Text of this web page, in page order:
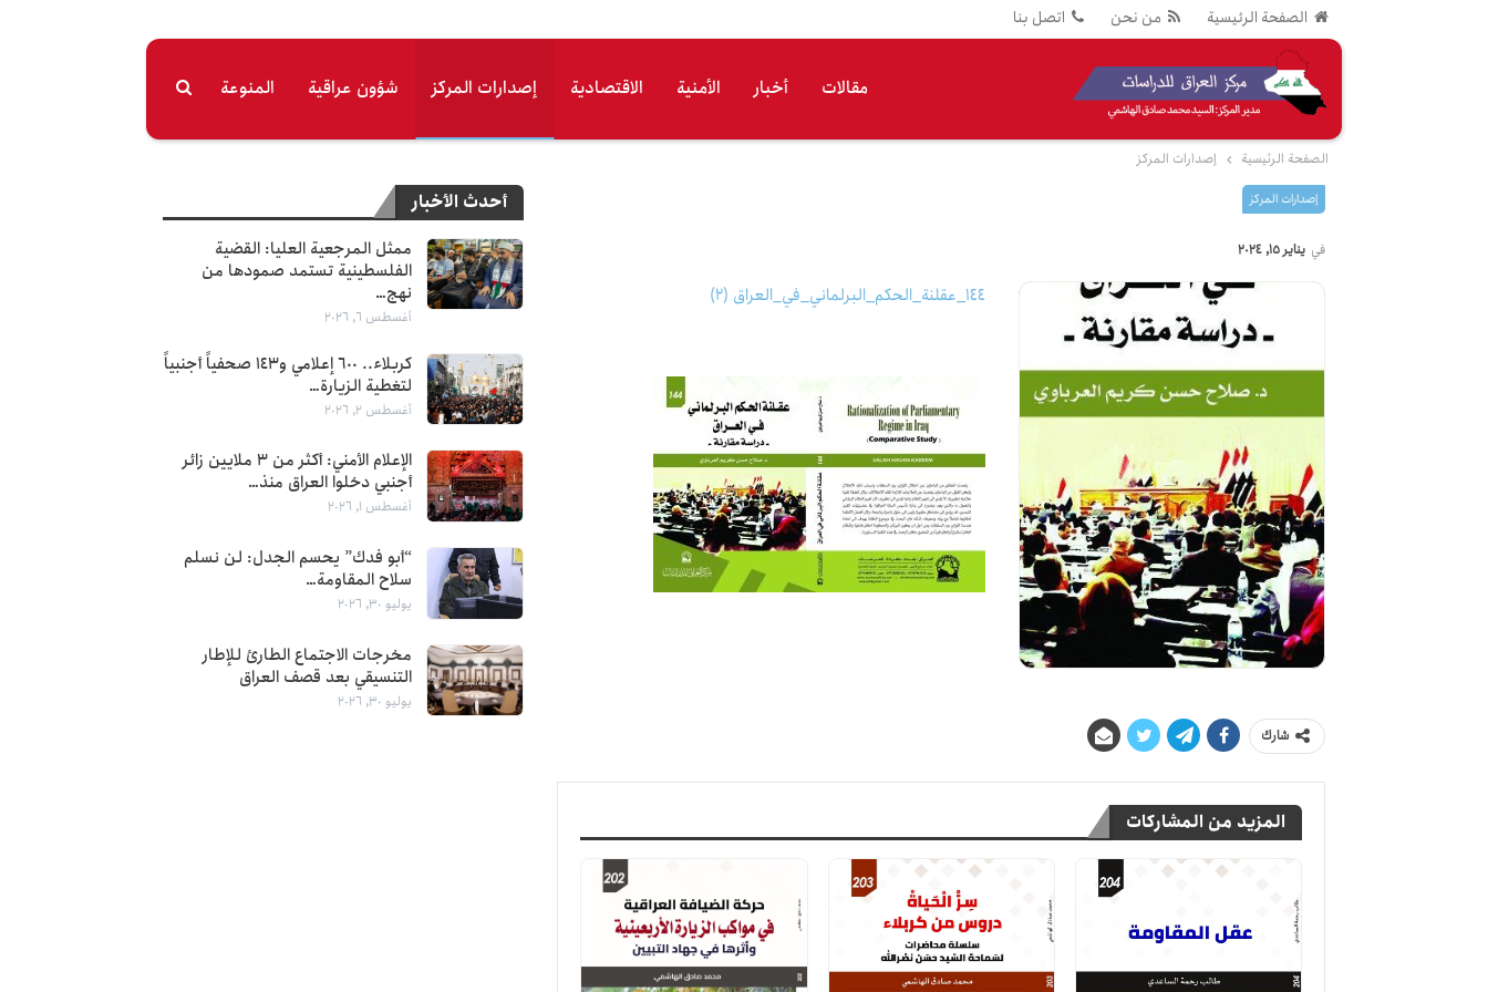
الصفحة الرئيسية من نحن اتصل بنا
مقالات أخبار الأمنیة الاقتصادیة إصدارات المرکز شؤون عراقية المنوعة
الصفحة الرئيسية إصدارات المرکز
إصدارات المرکز
في يناير 15, 2024
144_عقلنة_الحكم_البرلماني_في_العراق (2)
شارك
المزيد من المشاركات
أحدث الأخبار
ممثل المرجعية العليا: القضية
الفلسطينية تستمد صمودها من
نهج…
أغسطس 6, 2026
كربلاء.. 600 إعلامي و143 صحفياً أجنبياً
لتغطية الزيارة…
أغسطس 2, 2026
الإعلام الأمني: أكثر من 3 ملايين زائر
أجنبي دخلوا العراق منذ…
أغسطس 1, 2026
“أبو فدك” يحسم الجدل: لن نسلم
سلاح المقاومة…
يوليو 30, 2026
مخرجات الاجتماع الطارئ للإطار
التنسيقي بعد قصف العراق
يوليو 30, 2026